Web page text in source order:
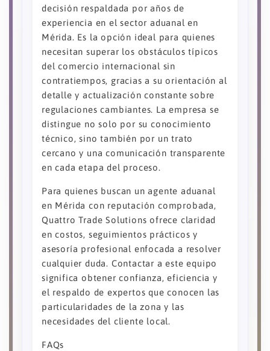
decisión respaldada por años de
experiencia en el sector aduanal en
Mérida. Es la opción ideal para quienes
necesitan superar los obstáculos típicos
del comercio internacional sin
contratiempos, gracias a su orientación al
detalle y actualización constante sobre
regulaciones cambiantes. La empresa se
distingue no solo por su conocimiento
técnico, sino también por un trato
cercano y una comunicación transparente
en cada etapa del proceso.
Para quienes buscan un agente aduanal
en Mérida con reputación comprobada,
Quattro Trade Solutions ofrece claridad
en costos, seguimientos prácticos y
asesoría profesional enfocada a resolver
cualquier duda. Contactar a este equipo
significa obtener confianza, eficiencia y
el respaldo de expertos que conocen las
particularidades de la zona y las
necesidades del cliente local.
FAQs